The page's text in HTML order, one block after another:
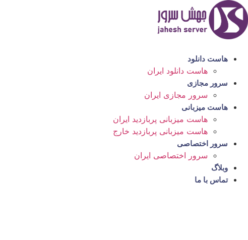
پرش
به
محتوا
هاست دانلود
هاست دانلود ایران
سرور مجازی
سرور مجازی ایران
هاست میزبانی
هاست میزبانی پربازدید ایران
هاست میزبانی پربازدید خارج
سرور اختصاصی
سرور اختصاصی ایران
وبلاگ
تماس با ما